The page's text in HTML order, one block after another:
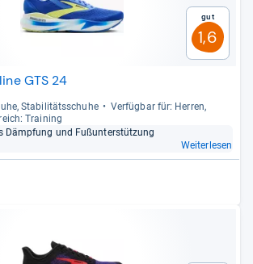
Gut
1,6
GTS 24
Sta­bi­li­täts­schuhe
Ver­füg­bar für: Her­ren,
Trai­ning
Dämp­fung und Fußun­ter­stüt­zung
Weiterlesen